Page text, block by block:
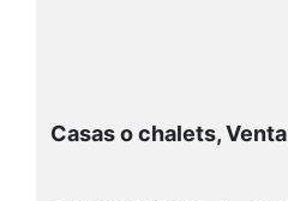
Casas o chalets, Venta